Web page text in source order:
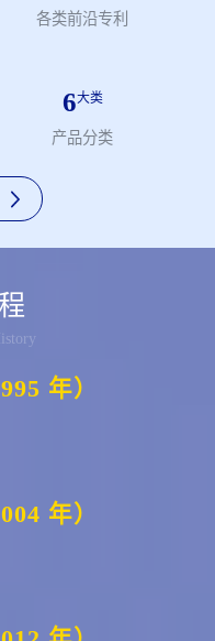
生产能力与突出的高精密
性能指标达到 “国际先进
世界性专利也在积极推进
工程院《中国制造 2025》
路图的编制工作，持续为
秉持“国际装备精良、国
化”“工业机器人” 等领域表
投入上，斯微特持续引入国
典加工设备已达 200 余台
权的顶级装备（磨齿等设
融入在线检测，匹配软件
各类前沿专利
6大类
产品分类
年）
年）